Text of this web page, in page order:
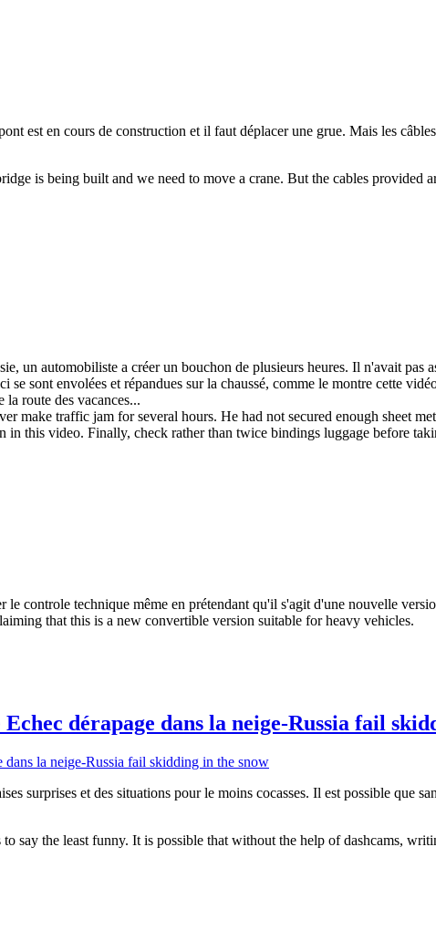
est en cours de construction et il faut déplacer une grue. Mais les
is being built and we need to move a crane. But the cables provided
un automobiliste a créer un bouchon de plusieurs heures. Il n'avait pas
se sont envolées et répandues sur la chaussé, comme le montre cette
la route des vacances...
make traffic jam for several hours. He had not secured enough sheet
in this video. Finally, check rather than twice bindings luggage before
le controle technique même en prétendant qu'il s'agit d'une nouvelle
that this is a new convertible version suitable for heavy vehicles.
dérapage dans la neige-Russia fail
surprises et des situations pour le moins cocasses. Il est possible que
say the least funny. It is possible that without the help of dashcams,